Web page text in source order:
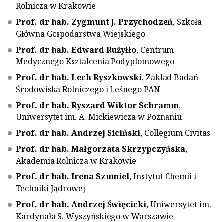
Rolnicza w Krakowie
Prof. dr hab. Zygmunt J. Przychodzeń, Szkoła
Główna Gospodarstwa Wiejskiego
Prof. dr hab. Edward Rużyłło, Centrum
Medycznego Kształcenia Podyplomowego
Prof. dr hab. Lech Ryszkowski, Zakład Badań
Środowiska Rolniczego i Leśnego PAN
Prof. dr hab. Ryszard Wiktor Schramm,
Uniwersytet im. A. Mickiewicza w Poznaniu
Prof. dr hab. Andrzej Siciński, Collegium Civitas
Prof. dr hab. Małgorzata Skrzypczyńska,
Akademia Rolnicza w Krakowie
Prof. dr hab. Irena Szumiel, Instytut Chemii i
Techniki Jądrowej
Prof. dr hab. Andrzej Święcicki, Uniwersytet im.
Kardynała S. Wyszyńskiego w Warszawie